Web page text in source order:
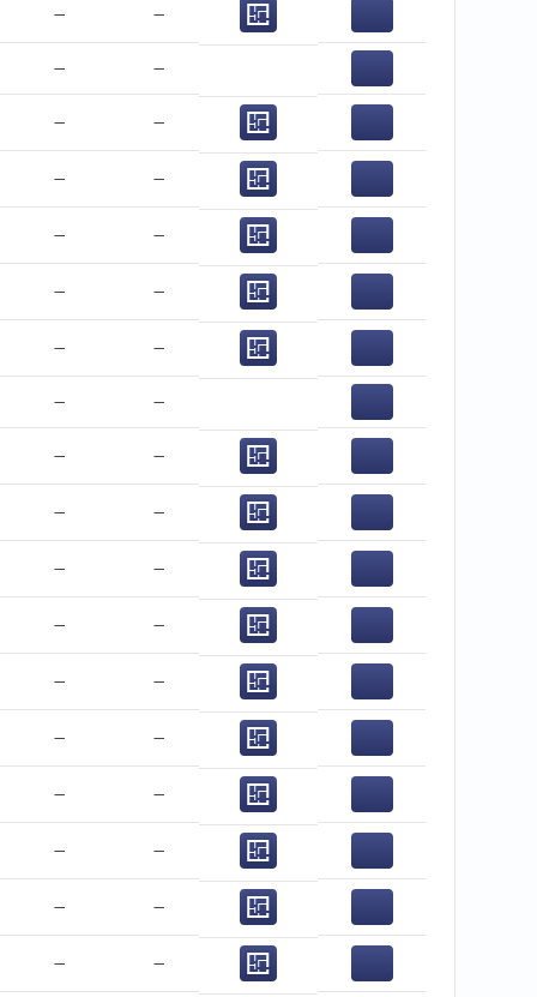
− −
− −
− −
− −
− −
− −
− −
− −
− −
− −
− −
− −
− −
− −
− −
− −
− −
− −